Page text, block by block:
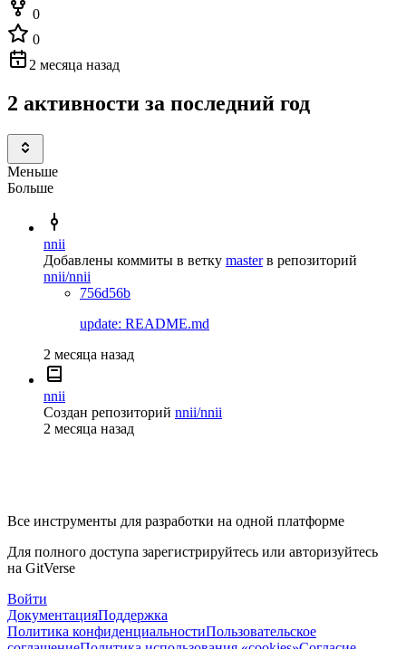
0
0
2 месяца назад
2 активности за последний год
Меньше
Больше
nnii
Добавлены коммиты в ветку master в репозиторий
nnii/nnii
756d56b
update: README.md
2 месяца назад
nnii
Создан репозиторий nnii/nnii
2 месяца назад
Все инструменты для разработки на одной платформе
Для полного доступа зарегистрируйтесь или авторизуйтесь
на GitVerse
Войти
ДокументацияПоддержка
Политика конфиденциальностиПользовательское